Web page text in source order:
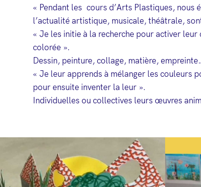
« Pendant les cours d’Arts Plastiques, nous
l’actualité artistique, musicale, théâtrale,
« Je les initie à la recherche pour activer
colorée ».
Dessin, peinture, collage, matière,
« Je leur apprends à mélanger les couleurs
pour ensuite inventer la leur ».
Individuelles ou collectives leurs œuvres